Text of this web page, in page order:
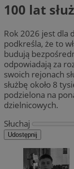
100 lat
Rok 2026 jest dla
podkreśla, że to
budują
odpowiadają za
swoich rejonach
służbę około 8
podzielona na
dzielnicowych.
Słuchaj
Udostępnij